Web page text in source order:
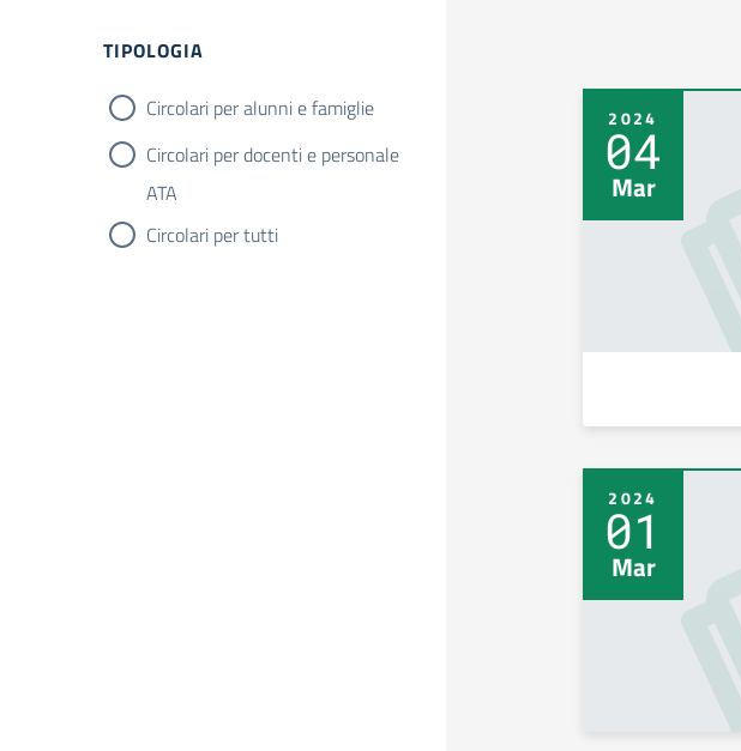
TIPOLOGIA
Circolari per alunni e famiglie
Circolari per docenti e personale
ATA
Circolari per tutti
2024
04
Mar
2024
01
Mar